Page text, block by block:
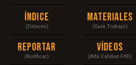
Índice
(Enlaces)
Reportar
(Notificar)
Materiales
(Guía Trabajo)
Vídeos
(Alta Calidad FHD)